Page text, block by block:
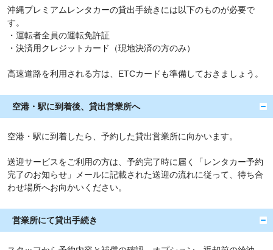
沖縄プレミアムレンタカーの貸出手続きには以下のものが必要で
す。
・運転者全員の運転免許証
・決済用クレジットカード（現地決済の方のみ）
高速道路を利用される方は、ETCカードも準備しておきましょう。
空港・駅に到着後、貸出営業所へ
空港・駅に到着したら、予約した貸出営業所に向かいます。
送迎サービスをご利用の方は、予約完了時に届く「レンタカー予約
完了のお知らせ」メールに記載された送迎の流れに従って、待ち合
わせ場所へお向かいください。
営業所にて貸出手続き